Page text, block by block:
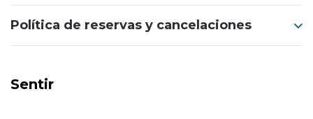
Política de reservas y cancelaciones
Sentir